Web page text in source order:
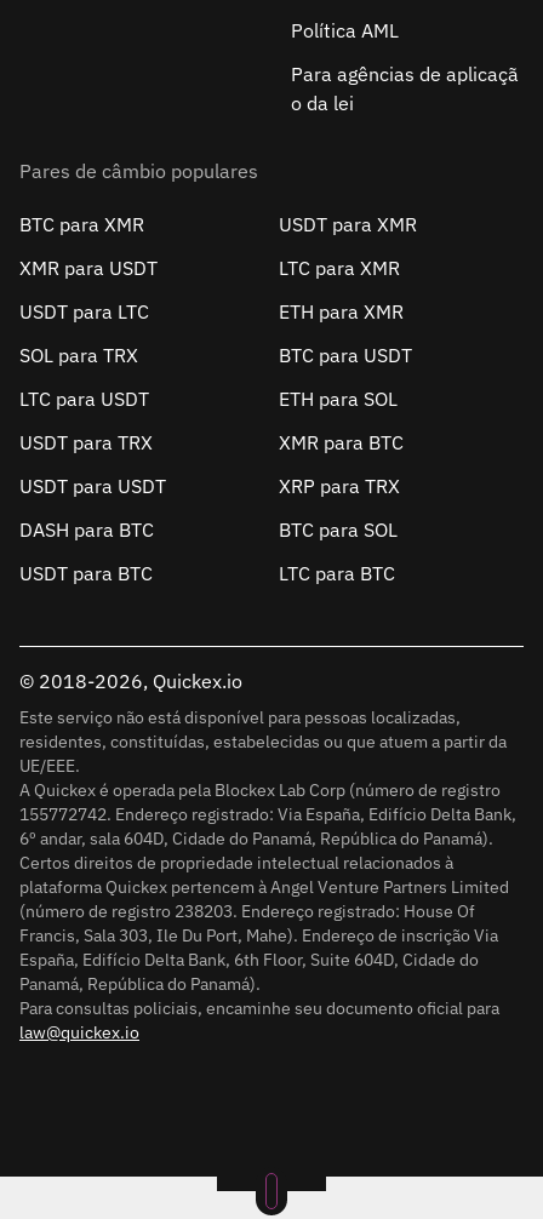
Política AML
Para agências de aplicaçã
o da lei
Pares de câmbio populares
BTC para XMR
USDT para XMR
XMR para USDT
LTC para XMR
USDT para LTC
ETH para XMR
SOL para TRX
BTC para USDT
LTC para USDT
ETH para SOL
USDT para TRX
XMR para BTC
USDT para USDT
XRP para TRX
DASH para BTC
BTC para SOL
USDT para BTC
LTC para BTC
© 2018-2026, Quickex.io
Este serviço não está disponível para pessoas localizadas,
residentes, constituídas, estabelecidas ou que atuem a partir da
UE/EEE.
A Quickex é operada pela Blockex Lab Corp (número de registro
155772742. Endereço registrado: Via España, Edifício Delta Bank,
6º andar, sala 604D, Cidade do Panamá, República do Panamá).
Certos direitos de propriedade intelectual relacionados à
plataforma Quickex pertencem à Angel Venture Partners Limited
(número de registro 238203. Endereço registrado: House Of
Francis, Sala 303, Ile Du Port, Mahe). Endereço de inscrição Via
España, Edifício Delta Bank, 6th Floor, Suite 604D, Cidade do
Panamá, República do Panamá).
Para consultas policiais, encaminhe seu documento oficial para
law@quickex.io